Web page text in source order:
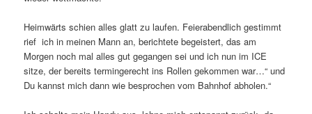
Heimwärts schien alles glatt zu laufen. Feierabendlich gestimmt
rief ich in meinen Mann an, berichtete begeistert, das am
Morgen noch mal alles gut gegangen sei und ich nun im ICE
sitze, der bereits termingerecht ins Rollen gekommen war…“ und
Du kannst mich dann wie besprochen vom Bahnhof abholen.“